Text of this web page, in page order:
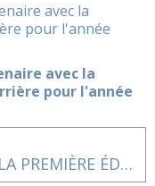
avec la
pour l'année
4 PROJETS FINALISTES POUR LA PREMIÈRE ÉDITION DU PRIX ÉTUDIANT COAL – CULTURE & DIVERSITÉ !